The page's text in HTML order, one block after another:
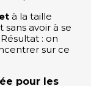
à la taille
avoir à se
: on
sur ce
pour les